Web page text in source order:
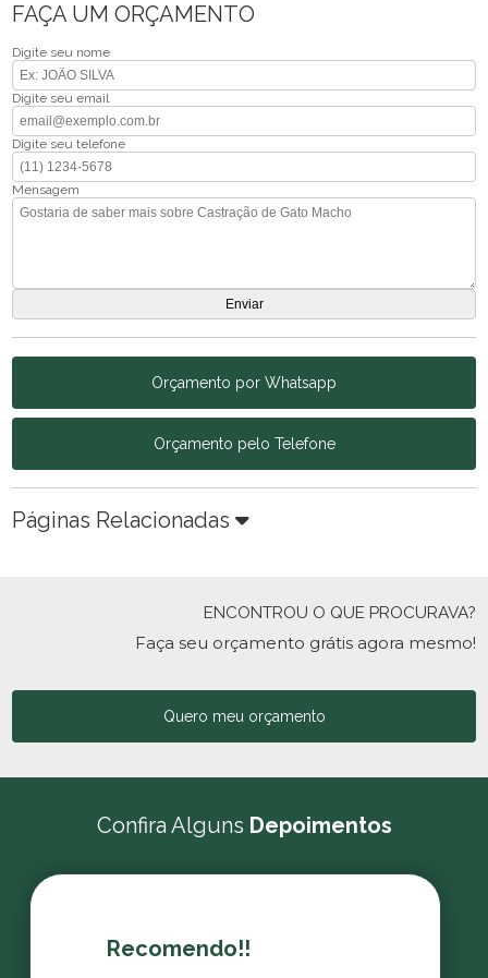
FAÇA UM ORÇAMENTO
Digite seu nome
Digite seu email
Digite seu telefone
Mensagem
Orçamento por Whatsapp
Orçamento pelo Telefone
Páginas Relacionadas
ENCONTROU O QUE PROCURAVA?
Faça seu orçamento grátis agora mesmo!
Quero meu orçamento
Confira Alguns Depoimentos
Recomendo!!